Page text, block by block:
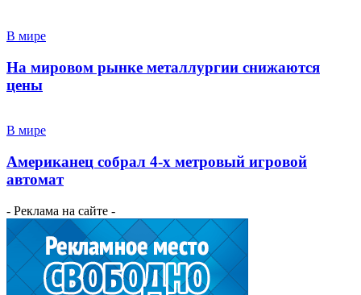
В мире
На мировом рынке металлургии снижаются
цены
В мире
Американец собрал 4-х метровый игровой
автомат
- Реклама на сайте -